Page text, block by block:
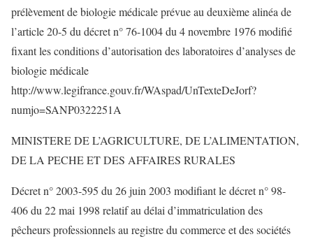
prélèvement de biologie médicale prévue au deuxième alinéa de
l’article 20-5 du décret n° 76-1004 du 4 novembre 1976 modifié
fixant les conditions d’autorisation des laboratoires d’analyses de
biologie médicale
http://www.legifrance.gouv.fr/WAspad/UnTexteDeJorf?
numjo=SANP0322251A
MINISTERE DE L’AGRICULTURE, DE L’ALIMENTATION,
DE LA PECHE ET DES AFFAIRES RURALES
Décret n° 2003-595 du 26 juin 2003 modifiant le décret n° 98-
406 du 22 mai 1998 relatif au délai d’immatriculation des
pêcheurs professionnels au registre du commerce et des sociétés